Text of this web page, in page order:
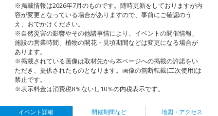
※掲載情報は2026年7月のものです。随時更新をしておりますが内
容が変更となっている場合がありますので、事前にご確認のう
え、おでかけください。
※自然災害の影響やその他諸事情により、イベントの開催情報、
施設の営業時間、植物の開花・見頃期間などは変更になる場合が
あります。
※掲載されている画像は取材先から本ページへの掲載の許諾をい
ただき、提供されたものとなります。画像の無断転載(二次使用)は
禁止です。
※表示料金は消費税8％ないし10％の内税表示です。
イベント詳細
開催期間など 地図・アクセス